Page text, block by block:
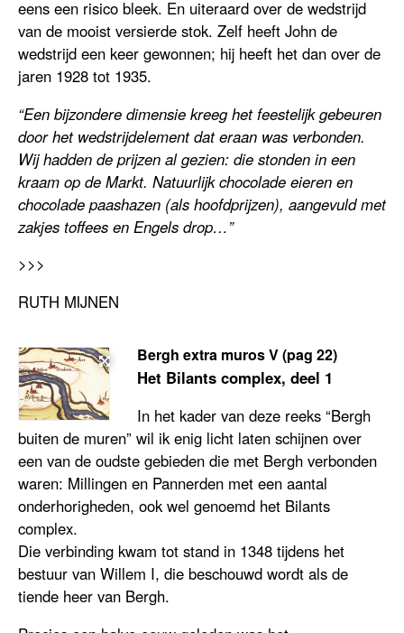
eens een risico bleek. En uiteraard over de wedstrijd
van de mooist versierde stok. Zelf heeft John de
wedstrijd een keer gewonnen; hij heeft het dan over de
jaren 1928 tot 1935.
“Een bijzondere dimensie kreeg het feestelijk gebeuren
door het wedstrijdelement dat eraan was verbonden.
Wij hadden de prijzen al gezien: die stonden in een
kraam op de Markt. Natuurlijk chocolade eieren en
chocolade paashazen (als hoofdprijzen), aangevuld met
zakjes toffees en Engels drop…”
>>>
RUTH MIJNEN
Bergh extra muros V (pag 22)
Het Bilants complex, deel 1
In het kader van deze reeks “Bergh
buiten de muren” wil ik enig licht laten schijnen over
een van de oudste gebieden die met Bergh verbonden
waren: Millingen en Pannerden met een aantal
onderhorigheden, ook wel genoemd het Bilants
complex.
Die verbinding kwam tot stand in 1348 tijdens het
bestuur van Willem I, die beschouwd wordt als de
tiende heer van Bergh.